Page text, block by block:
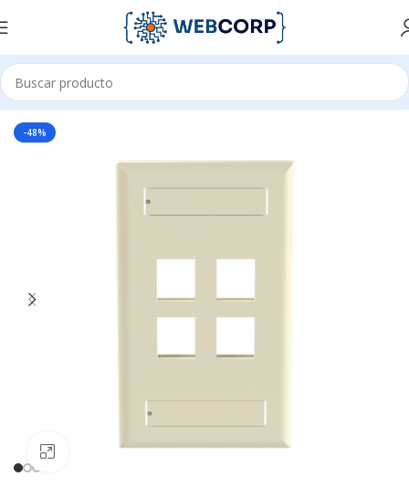
Inicio REDES CABLEADO ESTRUCTURADO FACEPLATES
-48%
Haga clic para ampliar